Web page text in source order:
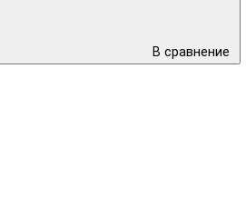
В сравнение